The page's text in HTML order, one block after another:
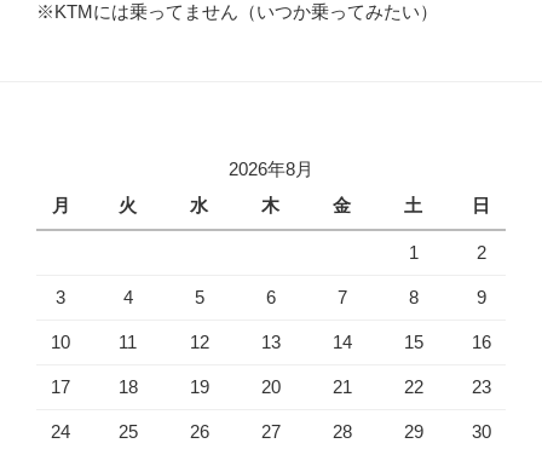
※KTMには乗ってません（いつか乗ってみたい）
2026年8月
月
火 水 木 金 土 日
1 2
3 4 5 6 7 8 9
10 11 12 13 14 15 16
17 18 19 20 21 22 23
24 25 26 27 28 29 30